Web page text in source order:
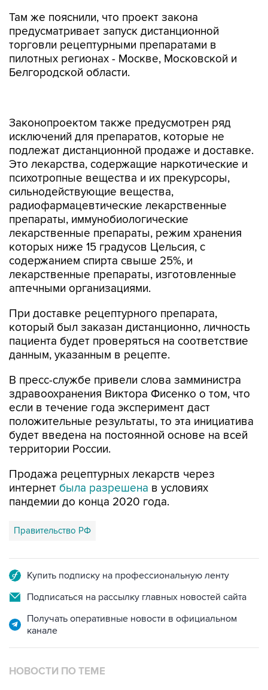
Там же пояснили, что проект закона
предусматривает запуск дистанционной
торговли рецептурными препаратами в
пилотных регионах - Москве, Московской и
Белгородской области.
подлежат дистанционной продаже и доставке.
Это лекарства, содержащие наркотические и
психотропные вещества и их прекурсоры,
сильнодействующие вещества,
радиофармацевтические лекарственные
препараты, иммунобиологические
лекарственные препараты, режим хранения
которых ниже 15 градусов Цельсия, с
содержанием спирта свыше 25%, и
лекарственные препараты, изготовленные
аптечными организациями.
При доставке рецептурного препарата,
пациента будет проверяться на соответствие
данным, указанным в рецепте.
В пресс-службе привели слова замминистра
если в течение года эксперимент даст
положительные результаты, то эта инициатива
будет введена на постоянной основе на всей
территории России.
Продажа рецептурных лекарств через
пандемии до конца 2020 года.
Правительство РФ
Подписаться на рассылку главных новостей сайта
Получать оперативные новости в официальном
НОВОСТИ ПО ТЕМЕ
26 июля 2022 года 13:08